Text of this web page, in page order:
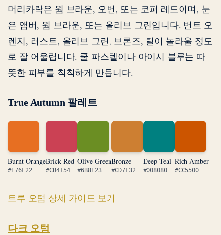
머리카락은 웜 브라운, 오번, 또는 코퍼 레드이며, 눈
은 앰버, 웜 브라운, 또는 올리브 그린입니다. 번트 오
렌지, 러스트, 올리브 그린, 브론즈, 틸이 놀라울 정도
로 잘 어울립니다. 쿨 파스텔이나 아이시 블루는 따
뜻한 피부를 칙칙하게 만듭니다.
True Autumn 팔레트
Burnt Orange
#E76F22
Brick Red
#CB4154
Olive Green
#6B8E23
Bronze
#CD7F32
Deep Teal
#008080
Rich Amber
#CC5500
트루 오텀 상세 가이드 보기
다크 오텀